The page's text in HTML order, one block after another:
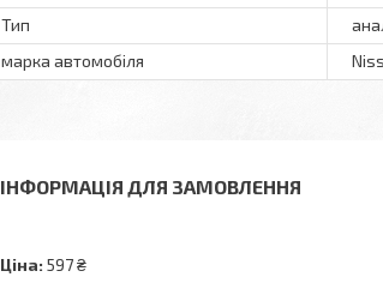
Тип
марка автомобіля
ІНФОРМАЦІЯ ДЛЯ ЗАМОВЛЕННЯ
Ціна: 597 ₴